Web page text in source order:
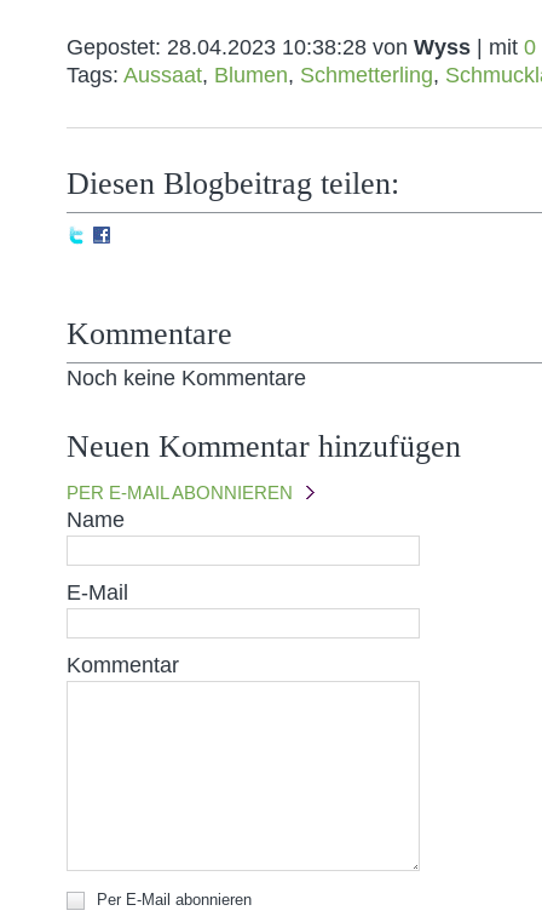
Gepostet: 28.04.2023 10:38:28 von Wyss | mit 0
Tags: Aussaat, Blumen, Schmetterling,
Diesen Blogbeitrag teilen:
Kommentare
Noch keine Kommentare
Neuen Kommentar hinzufügen
PER E-MAIL ABONNIEREN
Name
E-Mail
Kommentar
Per E-Mail abonnieren